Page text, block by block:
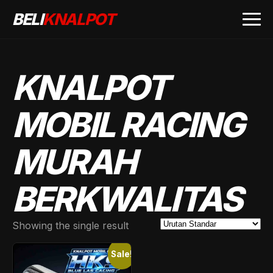
BELIKNALPOT
KNALPOT
MOBIL RACING
MURAH
BERKWALITAS
Showing the single result
Sale!